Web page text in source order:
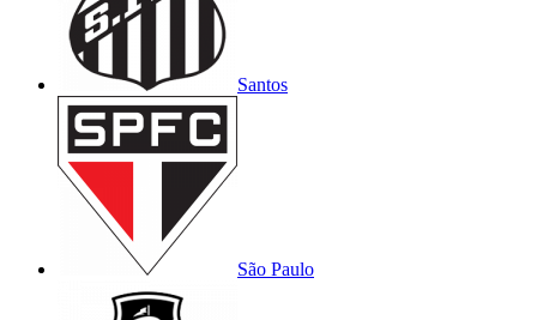
Santos
São Paulo